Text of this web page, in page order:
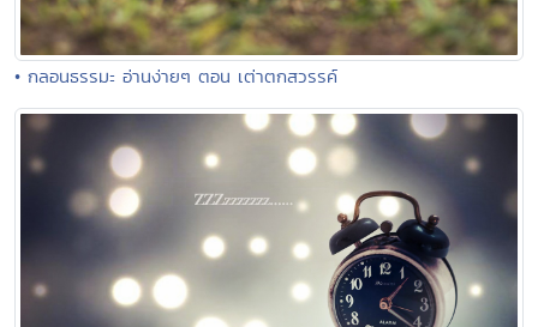
• กลอนธรรมะ อ่านง่ายๆ ตอน เต่าตกสวรรค์